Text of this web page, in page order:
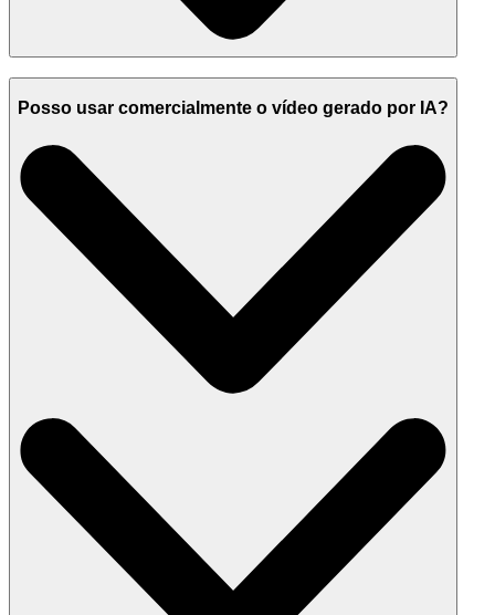
Posso usar comercialmente o vídeo gerado por IA?